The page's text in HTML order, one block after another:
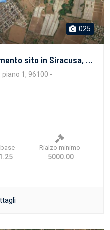
025
Piena proprietà di appartamento sito in Siracusa, frazione Cassibile, Via Nazionale n. 71, piano 1 (in NCEU al foglio 160, p.lla 1724, sub. 7, cat. A/3).
piano 1, 96100 -
Rialzo minimo
5000.00